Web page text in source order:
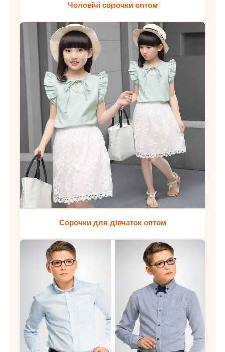
Чоловічі сорочки оптом
Сорочки для дівчаток оптом